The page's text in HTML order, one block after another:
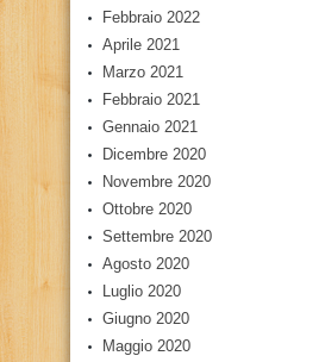
Febbraio 2022
Aprile 2021
Marzo 2021
Febbraio 2021
Gennaio 2021
Dicembre 2020
Novembre 2020
Ottobre 2020
Settembre 2020
Agosto 2020
Luglio 2020
Giugno 2020
Maggio 2020